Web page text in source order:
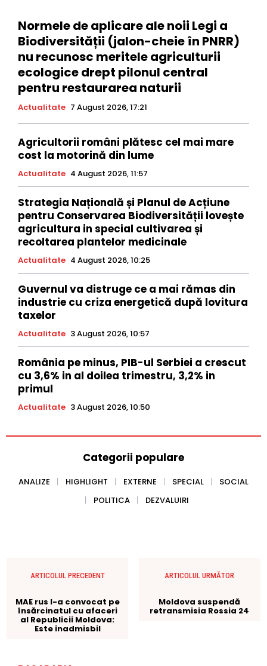
Normele de aplicare ale noii Legi a
Biodiversității (jalon-cheie în PNRR)
nu recunosc meritele agriculturii
ecologice drept pilonul central
pentru restaurarea naturii
Actualitate 7 August 2026, 17:21
Agricultorii români plătesc cel mai mare
cost la motorină din lume
Actualitate 4 August 2026, 11:57
Strategia Națională și Planul de Acțiune
pentru Conservarea Biodiversității lovește
agricultura in special cultivarea și
recoltarea plantelor medicinale
Actualitate 4 August 2026, 10:25
Guvernul va distruge ce a mai rămas din
industrie cu criza energetică după lovitura
taxelor
Actualitate 3 August 2026, 10:57
România pe minus, PIB-ul Serbiei a crescut
cu 3,6% in al doilea trimestru, 3,2% in
primul
Actualitate 3 August 2026, 10:50
Categorii populare
ANALIZE HIGHLIGHT EXTERNE SPECIAL
SOCIAL
POLITICA
DEZVALUIRI
ARTICOLUL PRECEDENT
MAE rus l-a convocat pe
însărcinatul cu afaceri
al Republicii Moldova:
Este inadmisbil
ARTICOLUL URMĂTOR
Moldova suspendă
retransmisia Rossia 24